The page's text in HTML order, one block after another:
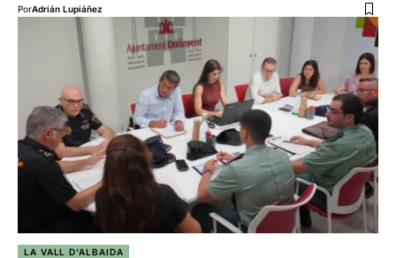
PorAdrián Lupiáñez
LA VALL D'ALBAIDA